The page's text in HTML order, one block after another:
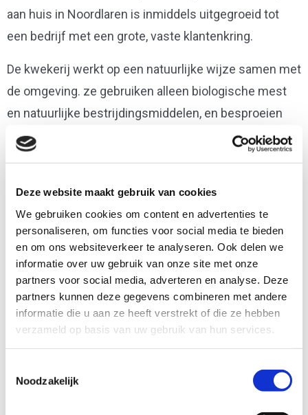
Deze website maakt gebruik van cookies
We gebruiken cookies om content en advertenties te
personaliseren, om functies voor social media te bieden
en om ons websiteverkeer te analyseren. Ook delen we
informatie over uw gebruik van onze site met onze
partners voor social media, adverteren en analyse. Deze
partners kunnen deze gegevens combineren met andere
informatie die u aan ze heeft verstrekt of die ze hebben
verzameld op basis van uw gebruik van hun services.
Noodzakelijk
aan huis in Noordlaren is inmiddels uitgegroeid tot
een bedrijf met een grote, vaste klantenkring.
De kwekerij werkt op een natuurlijke wijze samen met
de omgeving. ze gebruiken alleen biologische mest
en natuurlijke bestrijdingsmiddelen, en besproeien
het gewas met gevitaliseerd water. Dit zorgt voor
gezonde planten die minder vatbaar zijn voor ziektes.